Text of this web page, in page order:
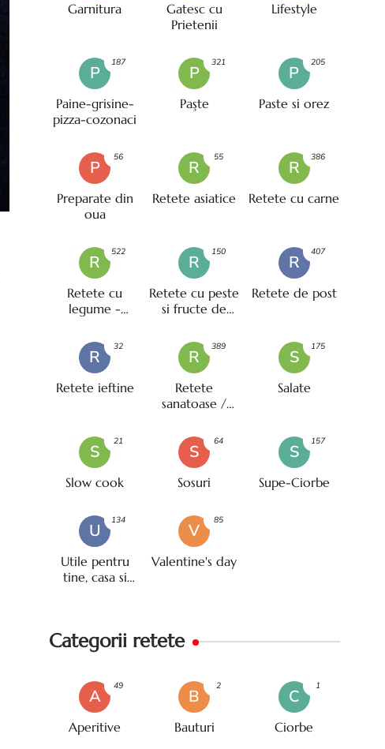
Garnitura
Gatesc cu
Prietenii
Lifestyle
P
Paine-grisine-
pizza-cozonaci
187
P
Paşte
321
P
Paste si orez
205
P
Preparate din
oua
56
R
Retete asiatice
55
R
Retete cu carne
386
R
Retete cu
legume -
522
R
Retete cu peste
si fructe de
150
R
Retete de post
407
R
Retete ieftine
32
R
Retete
sanatoase /
389
S
Salate
175
S
Slow cook
21
S
Sosuri
64
S
Supe-Ciorbe
157
U
Utile pentru
tine, casa si
134
V
Valentine's day
85
Categorii retete
A
Aperitive
49
B
Bauturi
2
C
Ciorbe
1